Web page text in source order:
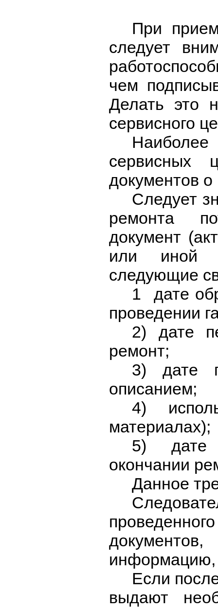
При
следует
чем
Делать это
сервисного
сервисных
документов
Следует
ремонта
документ
или иной
следующие
1 дате
проведении
2) дате
ремонт;
3) дате
описанием;
4)
материалах);
5) дате
окончании
Данное
информацию,
Если
выдают